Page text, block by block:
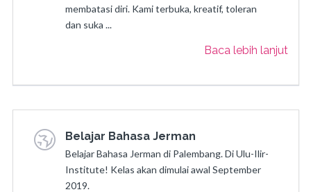
membatasi diri. Kami terbuka, kreatif, toleran
dan suka ...
Baca lebih lanjut
Belajar Bahasa Jerman
Belajar Bahasa Jerman di Palembang. Di Ulu-Ilir-
Institute! Kelas akan dimulai awal September
2019.